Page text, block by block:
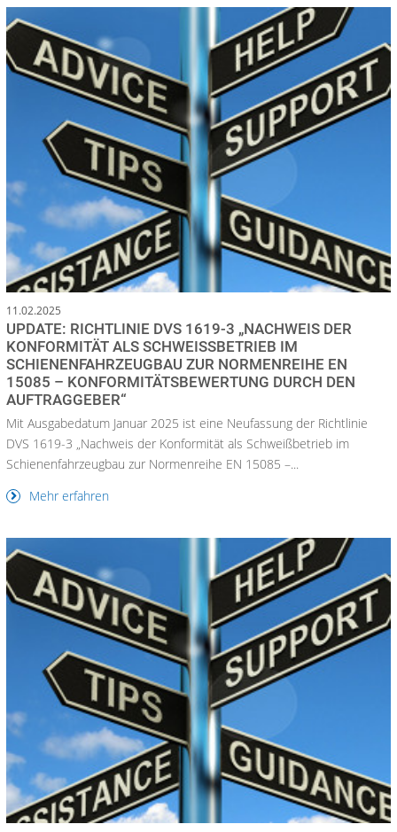
11.02.2025
UPDATE: RICHTLINIE DVS 1619-3 „NACHWEIS DER
KONFORMITÄT ALS SCHWEISSBETRIEB IM S
CHIENENFAHRZEUGBAU ZUR NORMENREIHE EN 1
5085 – KONFORMITÄTSBEWERTUNG DURCH DEN A
UFTRAGGEBER“
Mit Ausgabedatum Januar 2025 ist eine Neufassung der Richtlinie
DVS 1619-3 „Nachweis der Konformität als Schweißbetrieb im
Schienenfahrzeugbau zur Normenreihe EN 15085 –...
Mehr erfahren